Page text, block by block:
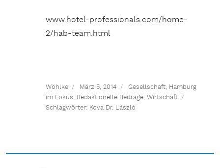
www.hotel-professionals.com/home-
2/hab-team.html
Wöhlke März 5, 2014 Gesellschaft, Hamburg
im Fokus, Redaktionelle Beiträge,Wirtschaft
Schlagwörter: Kova Dr. László